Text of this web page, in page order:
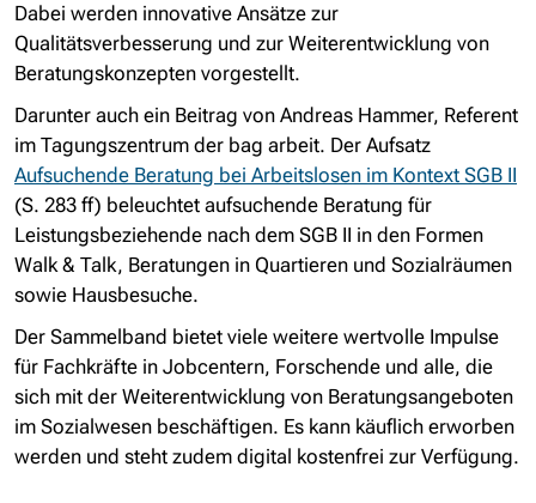
Dabei werden innovative Ansätze zur
Qualitätsverbesserung und zur Weiterentwicklung von
Beratungskonzepten vorgestellt.
Darunter auch ein Beitrag von Andreas Hammer, Referent
im Tagungszentrum der bag arbeit. Der Aufsatz
Aufsuchende Beratung bei Arbeitslosen im Kontext SGB II
(S. 283 ff) beleuchtet aufsuchende Beratung für
Leistungsbeziehende nach dem SGB II in den Formen
Walk & Talk, Beratungen in Quartieren und Sozialräumen
sowie Hausbesuche.
Der Sammelband bietet viele weitere wertvolle Impulse
für Fachkräfte in Jobcentern, Forschende und alle, die
sich mit der Weiterentwicklung von Beratungsangeboten
im Sozialwesen beschäftigen. Es kann käuflich erworben
werden und steht zudem digital kostenfrei zur Verfügung.